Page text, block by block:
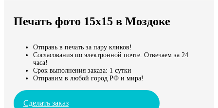
Мы доставляем по всему миру
Продолжить без города
Печать фото 15х15 в Моздоке
Отправь в печать за пару кликов!
Согласования по электронной почте. Отвечаем за 24
часа!
Срок выполнения заказа: 1 сутки
Отправим в любой город РФ и мира!
Сделать заказ